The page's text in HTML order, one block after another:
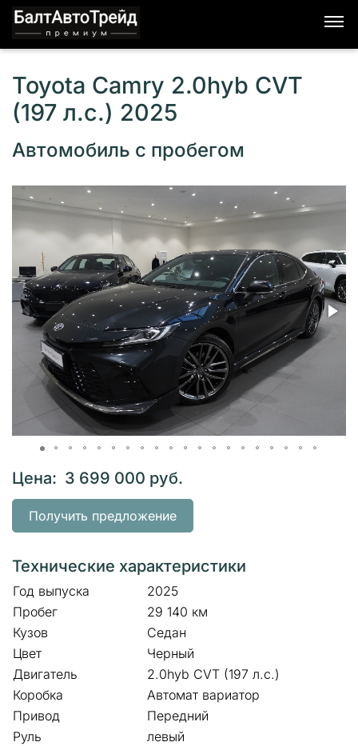
Toyota Camry 2.0hyb CVT
(197 л.с.) 2025
Автомобиль с пробегом
Цена: 3 699 000 руб.
Получить предложение
Технические характеристики
Год выпуска
2025
Пробег
29 140 км
Кузов
Седан
Цвет
Черный
Двигатель
2.0hyb CVT (197 л.с.)
Коробка
Автомат вариатор
Привод
Передний
Руль
левый